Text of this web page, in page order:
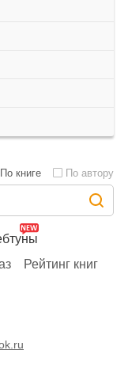
Рейтинг книг
По книге По автору